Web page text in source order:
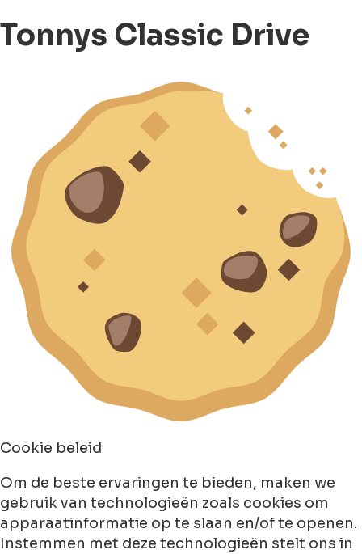
Tonnys Classic Drive
Cookie beleid
Om de beste ervaringen te bieden, maken we
gebruik van technologieën zoals cookies om
apparaatinformatie op te slaan en/of te openen.
Instemmen met deze technologieën stelt ons in